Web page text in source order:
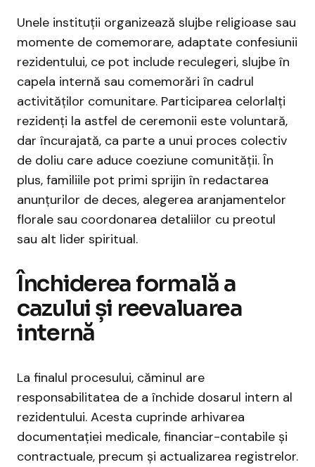
Unele instituții organizează slujbe religioase sau
momente de comemorare, adaptate confesiunii
rezidentului, ce pot include reculegeri, slujbe în
capela internă sau comemorări în cadrul
activităților comunitare. Participarea celorlalți
rezidenți la astfel de ceremonii este voluntară,
dar încurajată, ca parte a unui proces colectiv
de doliu care aduce coeziune comunității. În
plus, familiile pot primi sprijin în redactarea
anunțurilor de deces, alegerea aranjamentelor
florale sau coordonarea detaliilor cu preotul
sau alt lider spiritual.
Închiderea formală a
cazului și reevaluarea
internă
La finalul procesului, căminul are
responsabilitatea de a închide dosarul intern al
rezidentului. Acesta cuprinde arhivarea
documentației medicale, financiar-contabile și
contractuale, precum și actualizarea registrelor.